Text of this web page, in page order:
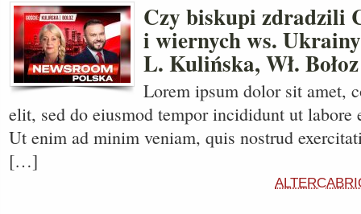
Czy biskupi zdradzili
i wiernych ws.
L. Kulińska, Wł. Bołoz
Lorem ipsum dolor sit amet,
elit, sed do eiusmod tempor incididunt ut labore
Ut enim ad minim veniam, quis nostrud
[…]